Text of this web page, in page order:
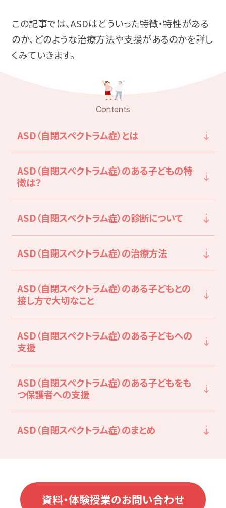
LITALICOワンダー
LITALICO発達ナビ
LITALICOライフ
LITALICOワークス
LITALICO仕事ナビ
LITALICOキャリア
LITALICO教育ソフト
LITALICO発達特性検査
LITALICO研究所
この記事では、ASDはどういった特徴・特性がある
のか、どのような治療方法や支援があるのかを詳し
くみていきます。
Contents
ASD（自閉スペクトラム症）とは
ASD（自閉スペクトラム症）のある子どもの特
徴は？
ASD（自閉スペクトラム症）の診断について
ASD（自閉スペクトラム症）の治療方法
ASD（自閉スペクトラム症）のある子どもとの
接し方で大切なこと
ASD（自閉スペクトラム症）のある子どもへの
支援
ASD（自閉スペクトラム症）のある子どもをも
つ保護者への支援
ASD（自閉スペクトラム症）のまとめ
資料・体験授業のお問い合わせ